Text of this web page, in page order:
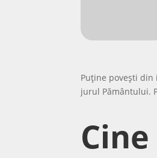
Puține povești
jurul Pământului.